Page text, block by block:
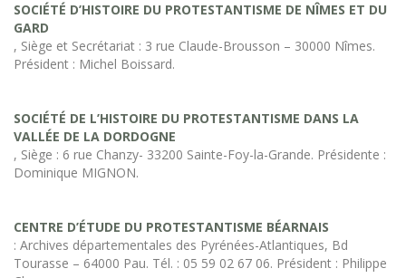
SOCIÉTÉ D’HISTOIRE DU PROTESTANTISME DE NÎMES ET DU
GARD
, Siège et Secrétariat : 3 rue Claude-Brousson – 30000 Nîmes.
Président : Michel Boissard.
SOCIÉTÉ DE L’HISTOIRE DU PROTESTANTISME DANS LA
VALLÉE DE LA DORDOGNE
, Siège : 6 rue Chanzy- 33200 Sainte-Foy-la-Grande. Présidente :
Dominique MIGNON.
CENTRE D’ÉTUDE DU PROTESTANTISME BÉARNAIS
: Archives départementales des Pyrénées-Atlantiques, Bd
Tourasse – 64000 Pau. Tél. : 05 59 02 67 06. Président : Philippe